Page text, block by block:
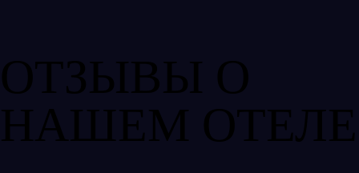
ОТЗЫВЫ О
НАШЕМ ОТЕЛЕ